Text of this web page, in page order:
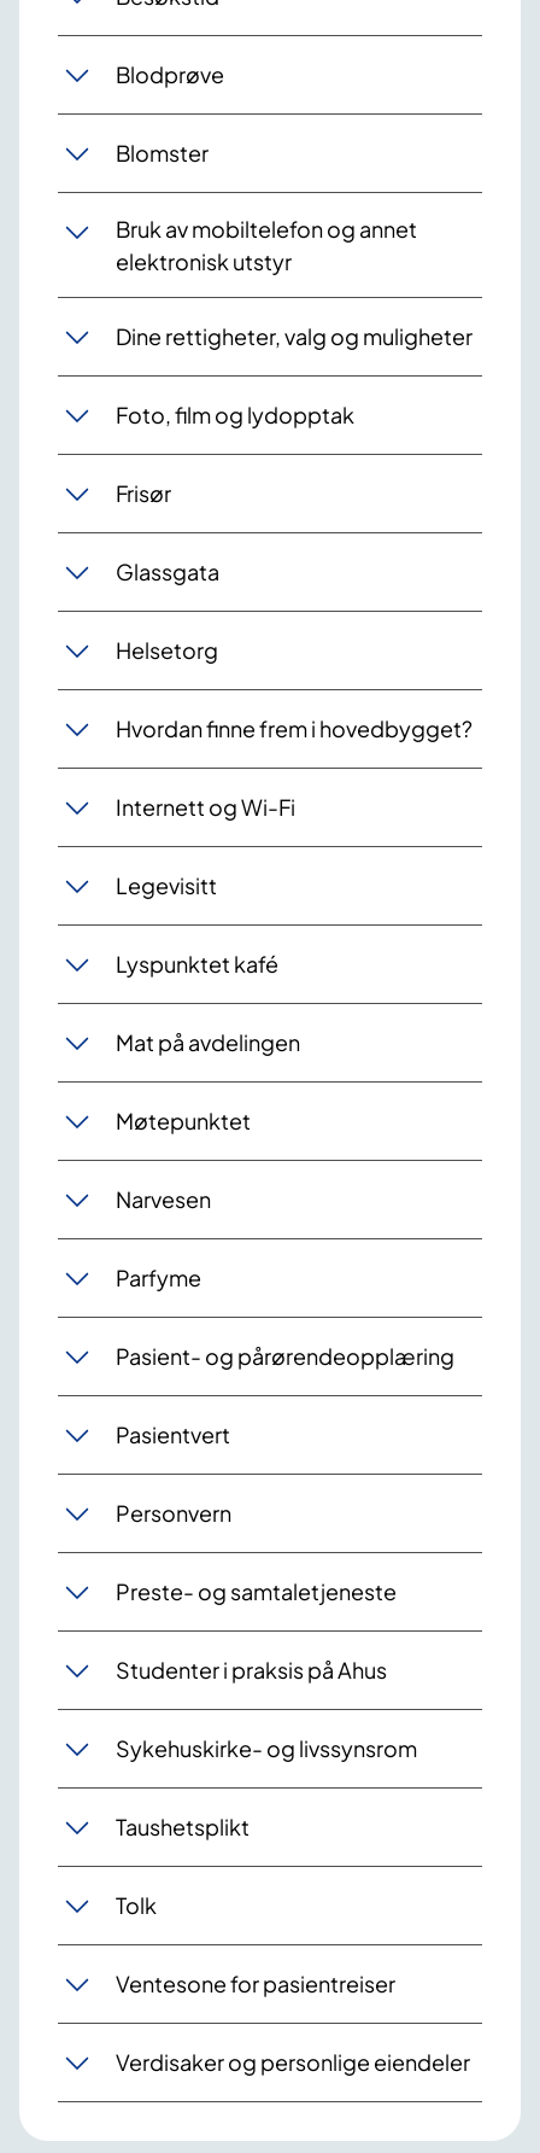
Blodprøve
Blomster
Bruk av mobiltelefon og annet
elektronisk utstyr
Dine rettigheter, valg og muligheter
Foto, film og lydopptak
Frisør
Glassgata
Helsetorg
Hvordan finne frem i hovedbygget?
Internett og Wi-Fi
Legevisitt
Lyspunktet kafé
Mat på avdelingen
Møtepunktet
Narvesen
Parfyme
Pasient- og pårørendeopplæring
Pasientvert
Personvern
Preste- og samtaletjeneste
Studenter i praksis på Ahus
Sykehuskirke- og livssynsrom
Taushetsplikt
Tolk
Ventesone for pasientreiser
Verdisaker og personlige eiendeler